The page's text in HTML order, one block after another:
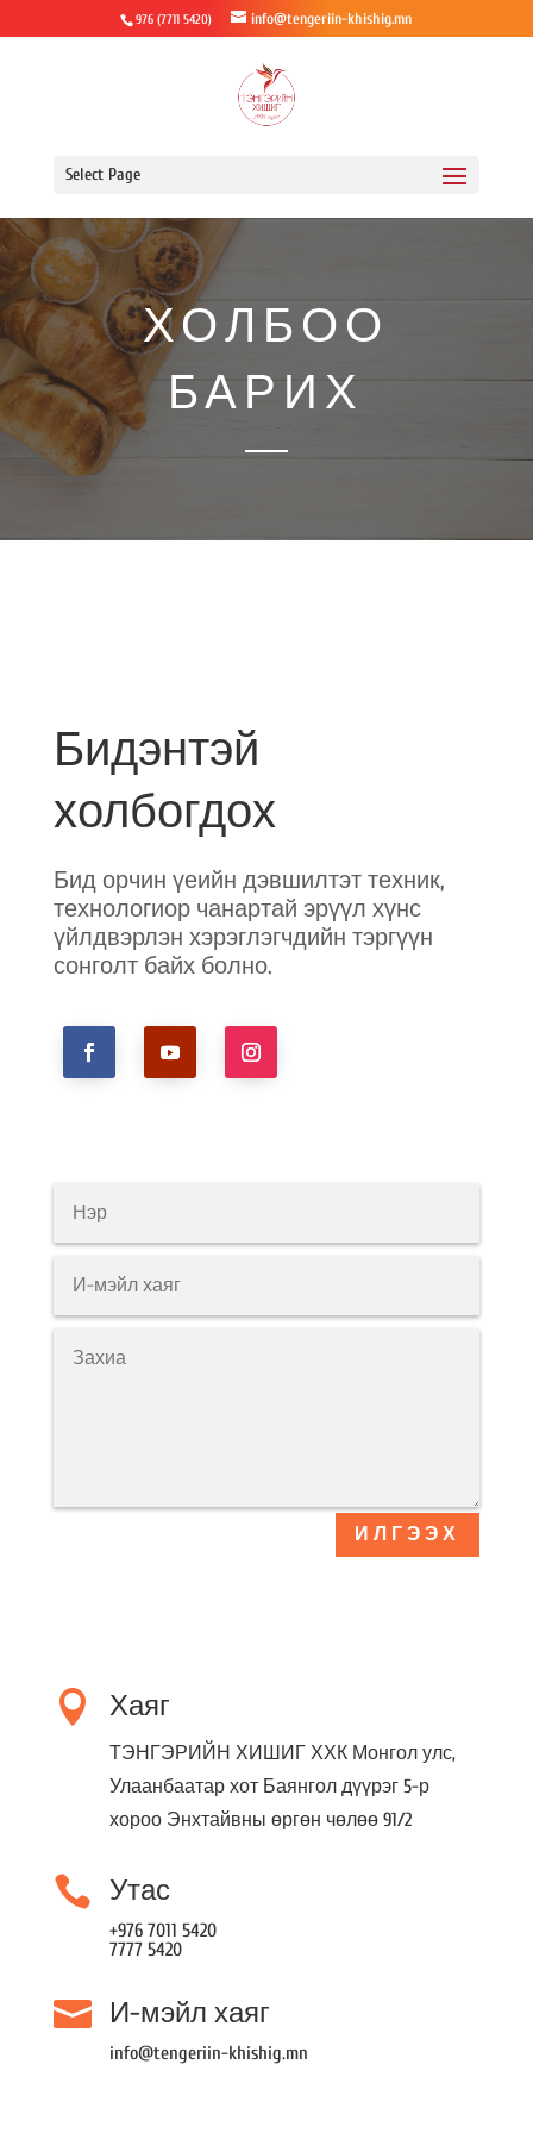
976 (7711 5420) info@tengeriin-khishig.mn
Select Page
ХОЛБОО
БАРИХ
Бидэнтэй
холбогдох
Бид орчин үеийн дэвшилтэт техник,
технологиор чанартай эрүүл хүнс
үйлдвэрлэн хэрэглэгчдийн тэргүүн
сонголт байх болно.
ИЛГЭЭХ
 Хаяг
ТЭНГЭРИЙН ХИШИГ ХХК Монгол улс,
Улаанбаатар хот Баянгол дүүрэг 5-р
хороо Энхтайвны өргөн чөлөө 91/2
 Утас
+976 7011 5420
7777 5420
 И-мэйл хаяг
info@tengeriin-khishig.mn